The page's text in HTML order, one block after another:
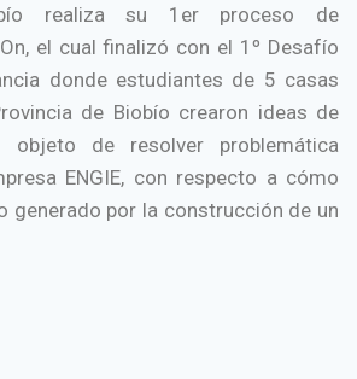
realiza su 1er proceso de
el cual finalizó con el 1º Desafío
donde estudiantes de 5 casas
de Biobío crearon ideas de
objeto de resolver problemática
ENGIE, con respecto a cómo
generado por la construcción de un